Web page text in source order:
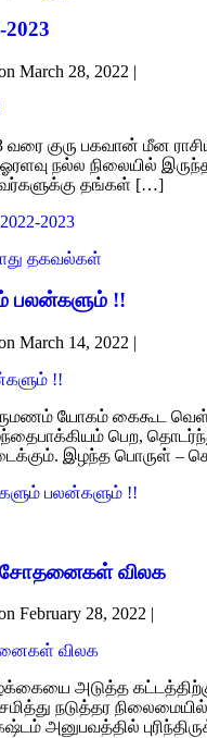
March 28, 2022 |
வரை குரு பகவான் மீன
ஓரளவு நல்ல நிலையில்
தங்கள் […]
2023
தகவல்கள்
பலன்களும் !!
March 14, 2022 |
!!
யோகம் கைகூட
பெற,
இழந்த பொருள் –
பலன்களும் !!
சோதனைகள் விலக
February 28, 2022 |
விலக
அடுத்த
நடுத்தர
அனுபவத்தில்